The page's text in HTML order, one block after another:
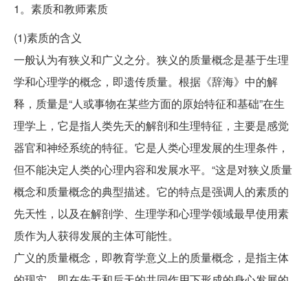
1。素质和教师素质
(1)素质的含义
一般认为有狭义和广义之分。狭义的质量概念是基于生理
学和心理学的概念，即遗传质量。根据《辞海》中的解
释，质量是“人或事物在某些方面的原始特征和基础”在生
理学上，它是指人类先天的解剖和生理特征，主要是感觉
器官和神经系统的特征。它是人类心理发展的生理条件，
但不能决定人类的心理内容和发展水平。“这是对狭义质量
概念和质量概念的典型描述。它的特点是强调人的素质的
先天性，以及在解剖学、生理学和心理学领域最早使用素
质作为人获得发展的主体可能性。
广义的质量概念，即教育学意义上的质量概念，是指主体